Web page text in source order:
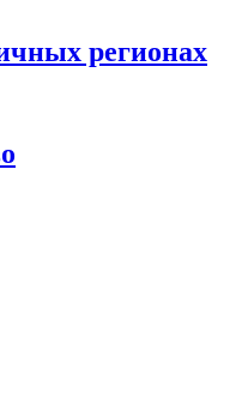
регионах